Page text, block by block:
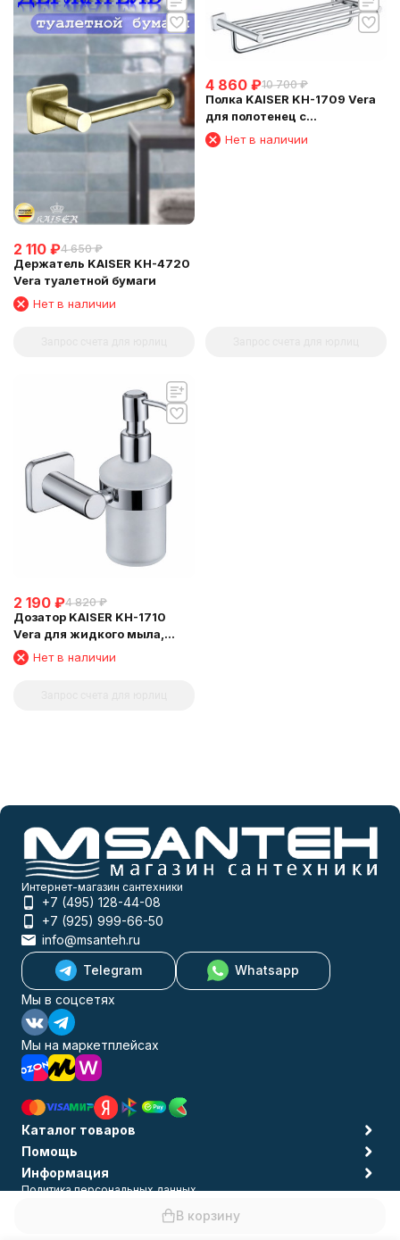
В корзину
2 110 ₽4 650 ₽
Держатель KAISER KH-4720
Vera туалетной бумаги
Нет в наличии
4 860 ₽10 700 ₽
Полка KAISER KH-1709 Vera
для полотенец с
держателем
Нет в наличии
2 190 ₽4 820 ₽
Дозатор KAISER KH-1710
Vera для жидкого мыла,
настенный
Нет в наличии
Интернет-магазин сантехники
+7 (495) 128-44-08
+7 (925) 999-66-50
info@msanteh.ru
Telegram
Whatsapp
Мы в соцсетях
Мы на маркетплейсах
Каталог товаров
Помощь
Информация
Политика персональных данных